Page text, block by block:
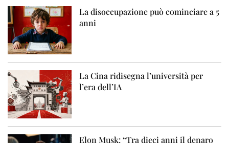
La disoccupazione può cominciare a 5
anni
La Cina ridisegna l’università per
l’era dell’IA
Elon Musk: “Tra dieci anni il denaro